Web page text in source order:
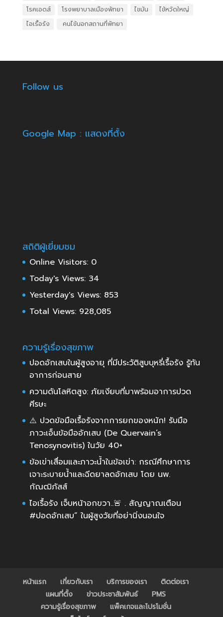
โรคเอดส์
โรงพยาบาลเมืองพัทยา ไขมัน
ไข้หวัดใหญ่
ไอเรื้อรัง
​ คนไข้นอกสถานที่พัทยา
Follow us
Google Map : แสดงที่ตั้ง
สถิติผู้เยี่ยมชม
Online Visitors: 0
Today's Views: 34
Yesterday's Views: 853
Total Views: 928,085
ความรู้เรื่องสุขภาพ
ปอดอักเสบในผู้สูงอายุ ที่มีประวัติสูบบุหรี่เรื้อรัง รู้ทัน
อาการก่อนสาย
ความดันโลหิตสูง: ภัยเงียบที่มาพร้อมอาการปวด
ศีรษะ
⚠️ ปวดข้อมือเรื้อรังจากการยกของหนัก! รับมือ
ภาวะเอ็นข้อมืออักเสบ (De Quervain’s
Tenosynovitis) ในวัย 40+
ข้อเข่าเสื่อมและภาวะน้ำในข้อเข่า: กรณีศึกษาการ
เจาะระบายน้ำและฉีดยาลดอักเสบ โดย นพ.
กัณฒิภัสส์
ไอเรื้อรัง เจ็บหน้าอกขวา..🚨 . สัญญาณเตือน
#ปอดอักเสบ” ในผู้สูงวัยที่อย่านิ่งนอนใจ
หน้าแรก เกี่ยวกับเรา บริการของเรา
ติดต่อเรา
แผนที่ตั้ง
ข่าวประชาสัมพันธ์
PMS
ความรู้เรื่องสุขภาพ
แพ็คเกจและโปรโมชั่น